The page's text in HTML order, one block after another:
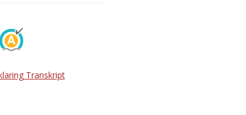
Transkript